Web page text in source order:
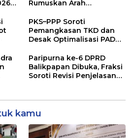
Rumuskan Arah
Terukur sebagai
Penyangga IKN
PKS–PPP Soroti
Pemangkasan TKD dan
Desak Optimalisasi PAD
Balikpapan 2026
Paripurna ke-6 DPRD
Balikpapan Dibuka, Fraksi
Soroti Revisi Penjelasan
kamu